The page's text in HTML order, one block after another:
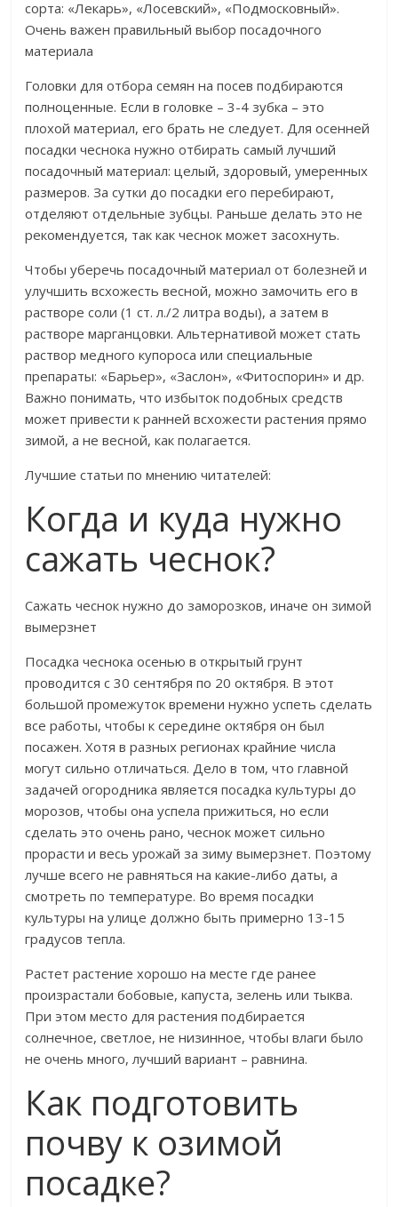
сорта: «Лекарь», «Лосевский», «Подмосковный».
Очень важен правильный выбор посадочного
материала
Головки для отбора семян на посев подбираются
полноценные. Если в головке – 3-4 зубка – это
плохой материал, его брать не следует. Для осенней
посадки чеснока нужно отбирать самый лучший
посадочный материал: целый, здоровый, умеренных
размеров. За сутки до посадки его перебирают,
отделяют отдельные зубцы. Раньше делать это не
рекомендуется, так как чеснок может засохнуть.
Чтобы уберечь посадочный материал от болезней и
улучшить всхожесть весной, можно замочить его в
растворе соли (1 ст. л./2 литра воды), а затем в
растворе марганцовки. Альтернативой может стать
раствор медного купороса или специальные
препараты: «Барьер», «Заслон», «Фитоспорин» и др.
Важно понимать, что избыток подобных средств
может привести к ранней всхожести растения прямо
зимой, а не весной, как полагается.
Лучшие статьи по мнению читателей:
Когда и куда нужно
сажать чеснок?
Сажать чеснок нужно до заморозков, иначе он зимой
вымерзнет
Посадка чеснока осенью в открытый грунт
проводится с 30 сентября по 20 октября. В этот
большой промежуток времени нужно успеть сделать
все работы, чтобы к середине октября он был
посажен. Хотя в разных регионах крайние числа
могут сильно отличаться. Дело в том, что главной
задачей огородника является посадка культуры до
морозов, чтобы она успела прижиться, но если
сделать это очень рано, чеснок может сильно
прорасти и весь урожай за зиму вымерзнет. Поэтому
лучше всего не равняться на какие-либо даты, а
смотреть по температуре. Во время посадки
культуры на улице должно быть примерно 13-15
градусов тепла.
Растет растение хорошо на месте где ранее
произрастали бобовые, капуста, зелень или тыква.
При этом место для растения подбирается
солнечное, светлое, не низинное, чтобы влаги было
не очень много, лучший вариант – равнина.
Как подготовить
почву к озимой
посадке?